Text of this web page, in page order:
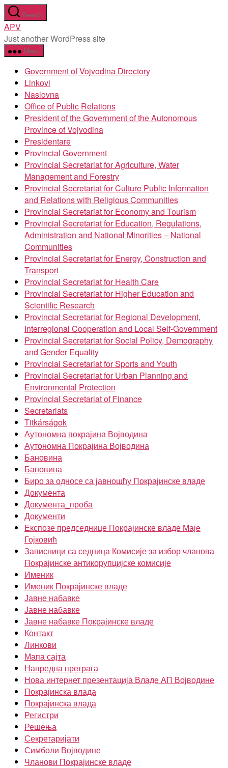
Skip
to
the
content
Search
APV
Just another WordPress site
Menu
Government of Vojvodina Directory
Linkovi
Naslovna
Office of Public Relations
President of the Government of the Autonomous
Province of Vojvodina
Presidentare
Provincial Government
Provincial Secretariat for Agriculture, Water
Management and Forestry
Provincial Secretariat for Culture Public Information
and Relations with Religious Communities
Provincial Secretariat for Economy and Tourism
Provincial Secretariat for Education, Regulations,
Administration and National Minorities – National
Communities
Provincial Secretariat for Energy, Construction and
Transport
Provincial Secretariat for Health Care
Provincial Secretariat for Higher Education and
Scientific Research
Provincial Secretariat for Regional Development,
Interregional Cooperation and Local Self-Government
Provincial Secretariat for Social Policy, Demography
and Gender Equality
Provincial Secretariat for Sports and Youth
Provincial Secretariat for Urban Planning and
Environmental Protection
Provincial Secretariat of Finance
Secretariats
Titkárságok
Аутономна покрајина Војводина
Аутономна Покрајина Војводина
Бановина
Бановина
Биро за односе са јавношћу Покрајинске владе
Документа
Документа_проба
Документи
Експозе председнице Покрајинске владе Маје
Гојковић
Записници са седница Комисије за избор чланова
Покрајинске антикорупцијске комисије
Именик
Именик Покрајинске владе
Јавне набавке
Јавне набавке
Јавне набавке Покрајинске владе
Контакт
Линкови
Мапа сајта
Напредна претрага
Нова интернет презентација Владе АП Војводине
Покрајинска влада
Покрајинска влада
Регистри
Решења
Секретаријати
Симболи Војводине
Чланови Покрајинске владе